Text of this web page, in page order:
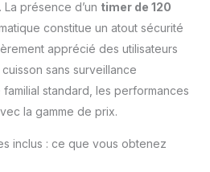
cuisine. GRANDE
CAPACITÉ : La capacité
de 33 L garantit des
portions parfaites dans
un cadre compact -
idéal pour une
utilisation quotidienne
occasions spéciales où
présence d’un timer de 120
constitue un atout sécurité
apprécié des utilisateurs
sans surveillance
standard, les performances
la gamme de prix.
inclus : ce que vous obtenez